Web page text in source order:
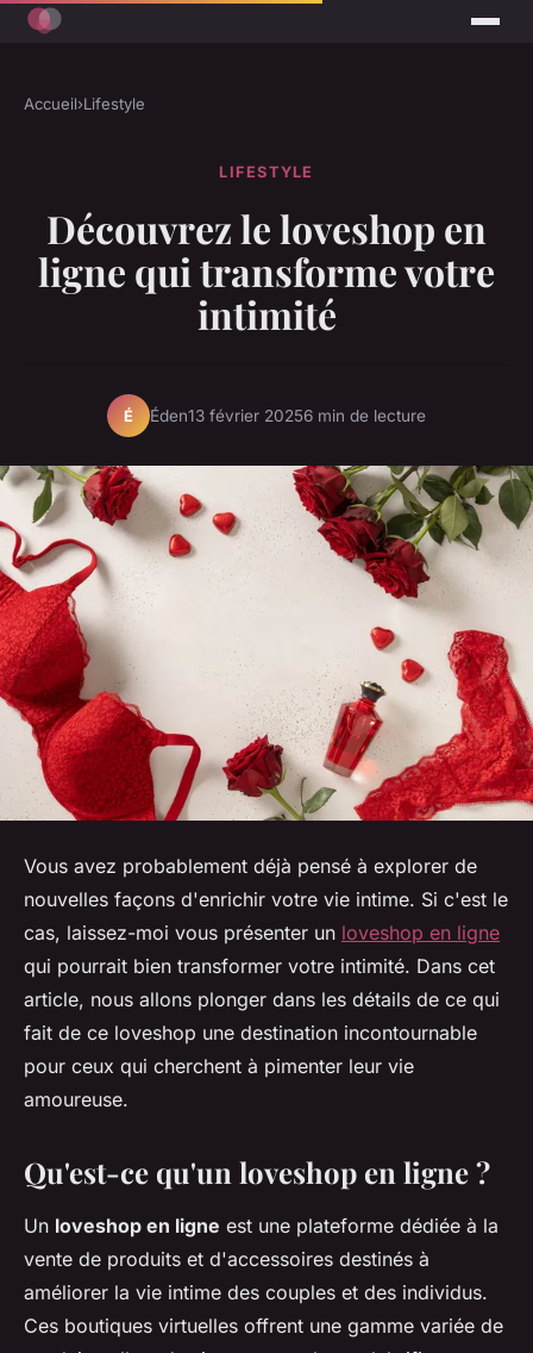
Accueil›Lifestyle
LIFESTYLE
Découvrez le loveshop en
ligne qui transforme votre
intimité
É Éden13 février 20256 min de lecture
Vous avez probablement déjà pensé à explorer de
nouvelles façons d'enrichir votre vie intime. Si c'est le
cas, laissez-moi vous présenter un loveshop en ligne
qui pourrait bien transformer votre intimité. Dans cet
article, nous allons plonger dans les détails de ce qui
fait de ce loveshop une destination incontournable
pour ceux qui cherchent à pimenter leur vie
amoureuse.
Qu'est-ce qu'un loveshop en ligne ?
Un loveshop en ligne est une plateforme dédiée à la
vente de produits et d'accessoires destinés à
améliorer la vie intime des couples et des individus.
Ces boutiques virtuelles offrent une gamme variée de